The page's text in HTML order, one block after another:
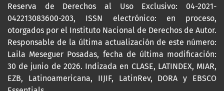
Reserva de Derechos al Uso Exclusivo: 04-2021-
042213083600-203, ISSN electrónico: en proceso,
otorgados por el Instituto Nacional de Derechos de Autor.
Responsable de la última actualización de este número:
Laila Meseguer Posadas, fecha de última modificación:
30 de junio de 2026. Indizada en CLASE, LATINDEX, MIAR,
EZB, Latinoamericana, IIJIF, LatinRev, DORA y EBSCO